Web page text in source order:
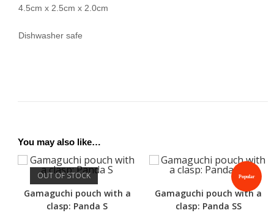
4.5cm x 2.5cm x 2.0cm
Dishwasher safe
You may also like…
OUT OF STOCK
Gamaguchi pouch with a
clasp: Panda S
Popular
Gamaguchi pouch with a
clasp: Panda SS